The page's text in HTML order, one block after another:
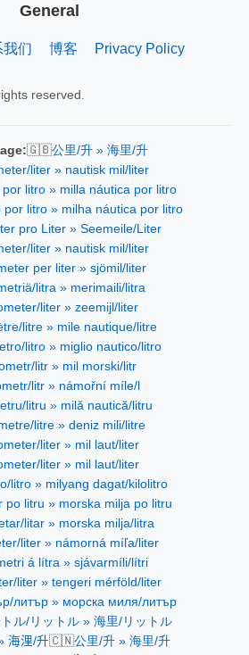
General
我们 博客 Privacy Policy
reserved.
🇬🇧公里/升 » 海里/升
liter » nautisk mil/liter
litro » milla náutica por litro
por litro » milha náutica por litro
pro Liter » Seemeile/Liter
liter » nautisk mil/liter
per liter » sjömil/liter
litra » merimaili/litra
liter » zeemijl/liter
litre » mile nautique/litre
litro » miglio nautico/litro
litr » mil morski/litr
litr » námořní míle/l
litru » milă nautică/litru
litre » deniz mili/litre
liter » mil laut/liter
liter » mil laut/liter
litro » milyang dagat/kilolitro
po litru » morska milja po litru
litar » morska milja/litra
liter » námorná míľa/liter
á lítra » sjávarmíli/lítri
liter » tengeri mérföld/liter
литър » морска миля/литър
ル/リットル » 海里/リットル
海浬/升🇨🇳公里/升 » 海里/升